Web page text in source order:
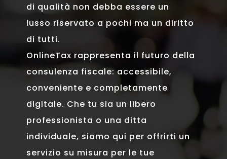
di qualità non debba essere un
lusso riservato a pochi ma un diritto
di tutti.
OnlineTax rappresenta il futuro della
consulenza fiscale: accessibile,
conveniente e completamente
digitale. Che tu sia un libero
professionista o una ditta
individuale, siamo qui per offrirti un
servizio su misura per le tue